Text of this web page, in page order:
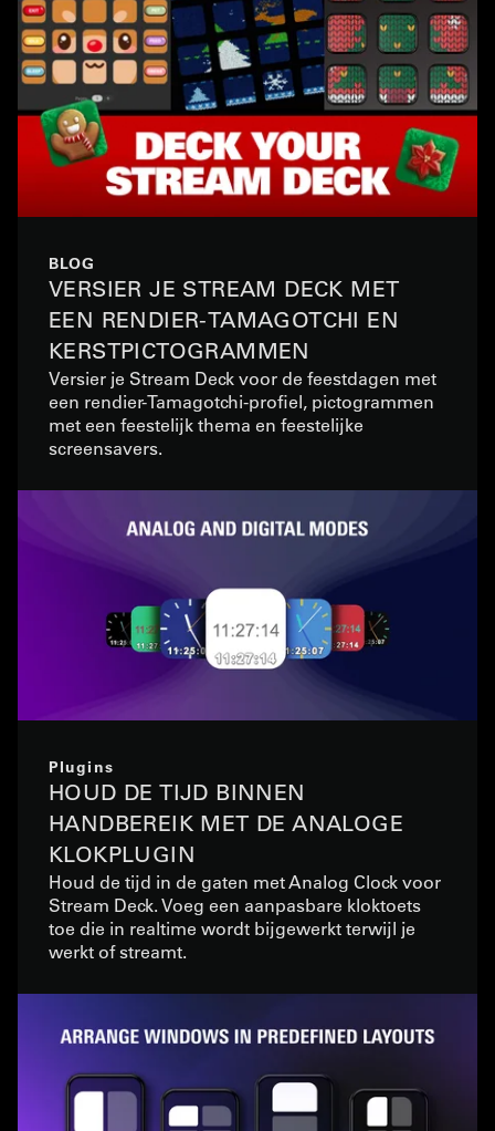
BLOG
VERSIER JE STREAM DECK MET
EEN RENDIER-TAMAGOTCHI EN
KERSTPICTOGRAMMEN
Versier je Stream Deck voor de feestdagen met
een rendier-Tamagotchi-profiel, pictogrammen
met een feestelijk thema en feestelijke
screensavers.
Plugins
HOUD DE TIJD BINNEN
HANDBEREIK MET DE ANALOGE
KLOKPLUGIN
Houd de tijd in de gaten met Analog Clock voor
Stream Deck. Voeg een aanpasbare kloktoets
toe die in realtime wordt bijgewerkt terwijl je
werkt of streamt.